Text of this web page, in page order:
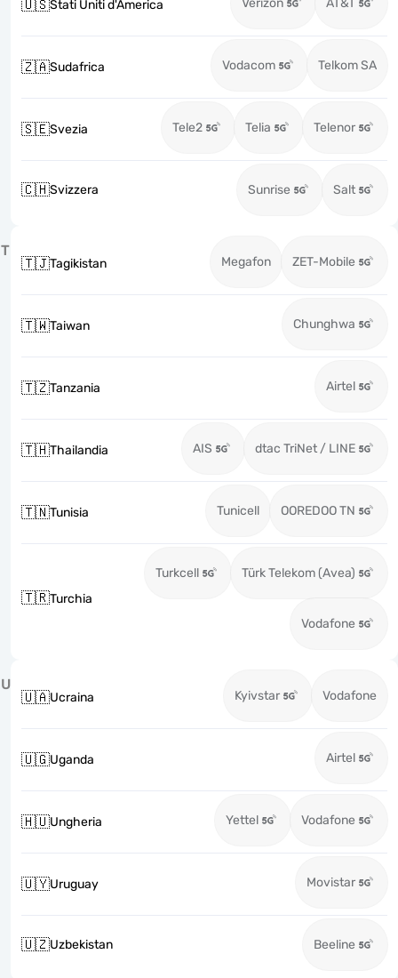
🇺🇸Stati Uniti d'America Verizon AT&T
🇿🇦Sudafrica Vodacom Telkom SA
🇸🇪Svezia Tele2 Telia Telenor
🇨🇭Svizzera Sunrise Salt
T
🇹🇯Tagikistan Megafon ZET-Mobile
🇹🇼Taiwan Chunghwa
🇹🇿Tanzania Airtel
🇹🇭Thailandia AIS dtac TriNet / LINE
🇹🇳Tunisia Tunicell OOREDOO TN
🇹🇷Turchia
Turkcell Türk Telekom (Avea)
Vodafone
U
🇺🇦Ucraina Kyivstar Vodafone
🇺🇬Uganda Airtel
🇭🇺Ungheria Yettel Vodafone
🇺🇾Uruguay Movistar
🇺🇿Uzbekistan Beeline